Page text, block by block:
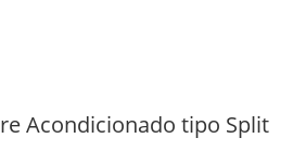
Acondicionado tipo Split